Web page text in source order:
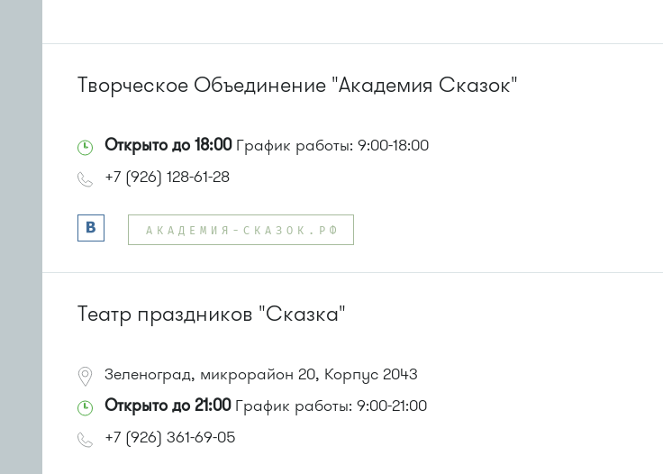
Творческое Объединение "Академия Сказок"
Открыто до 18:00График работы: 9:00-18:00
+7 (926) 128-61-28
АКАДЕМИЯ-СКАЗОК.РФ
Театр праздников "Сказка"
Зеленоград, микрорайон 20, Корпус 2043
Открыто до 21:00График работы: 9:00-21:00
+7 (926) 361-69-05